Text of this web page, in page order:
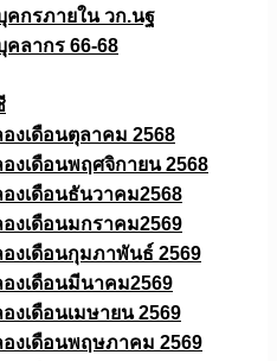
กรภายใน วก.นฐ
ลากร 66-68
งเดือนตุลาคม 2568
งเดือนพฤศจิกายน 2568
งเดือนธันวาคม2568
งเดือนมกราคม2569
งเดือนกุมภาพันธ์ 2569
งเดือนมีนาคม2569
งเดือนเมษายน 2569
งเดือนพฤษภาคม 2569